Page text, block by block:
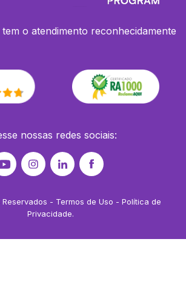
o atendimento reconhecidamente
nossas redes sociais:
Reservados - Termos de Uso - Política de
Privacidade.